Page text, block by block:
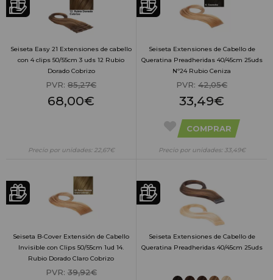
Seiseta Easy 21 Extensiones de cabello
con 4 clips 50/55cm 3 uds 12 Rubio
Dorado Cobrizo
PVR: 85,27€
68,00€
Precio por unidades: 22,67€
Seiseta Extensiones de Cabello de
Queratina Preadheridas 40/45cm 25uds
Nº24 Rubio Ceniza
PVR: 42,05€
33,49€
COMPRAR
Precio por unidades: 33,49€
Seiseta B-Cover Extensión de Cabello
Invisible con Clips 50/55cm 1ud 14.
Rubio Dorado Claro Cobrizo
PVR:39,92€
Seiseta Extensiones de Cabello de
Queratina Preadheridas 40/45cm 25uds